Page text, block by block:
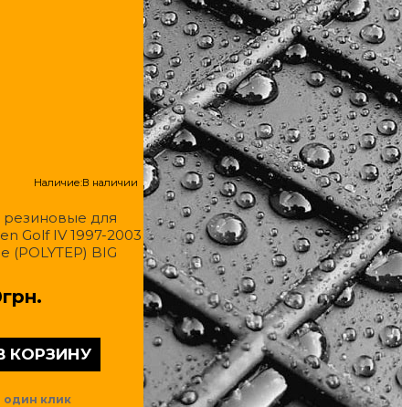
Наличие:В наличии
для
Golf IV 1997-2003
(POLYTEP) BIG
КОРЗИНУ
один клик